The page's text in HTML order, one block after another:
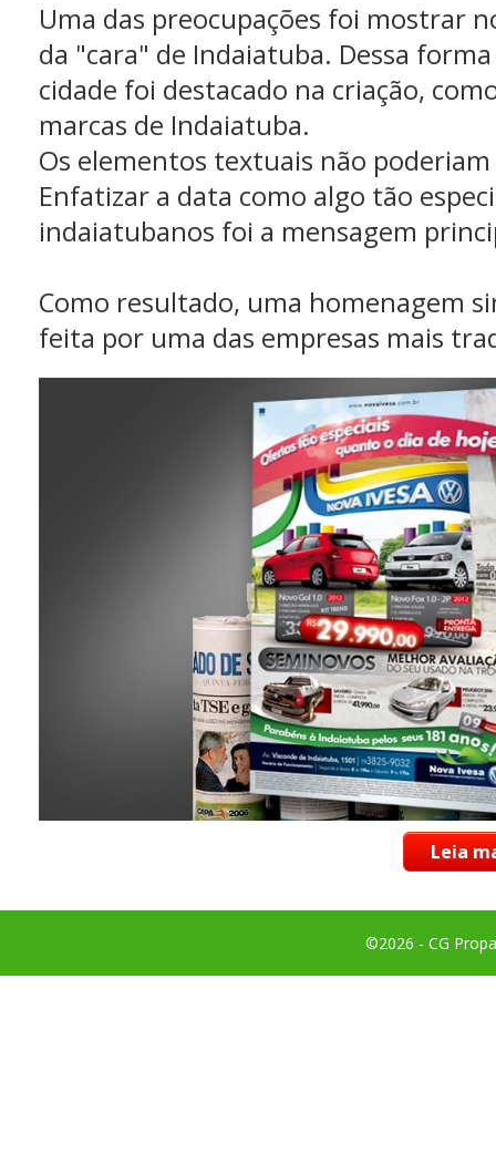
Uma das preocupações foi mostrar
da "cara" de Indaiatuba. Dessa
cidade foi destacado na criação,
marcas de Indaiatuba.
Os elementos textuais não
Enfatizar a data como algo tão
indaiatubanos foi a mensagem
Como resultado, uma homenagem
feita por uma das empresas mais
Leia
©2026 - CG